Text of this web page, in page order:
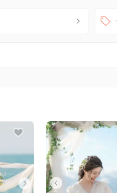
ウェディング
ウェディング
ウェディ
ウェデ